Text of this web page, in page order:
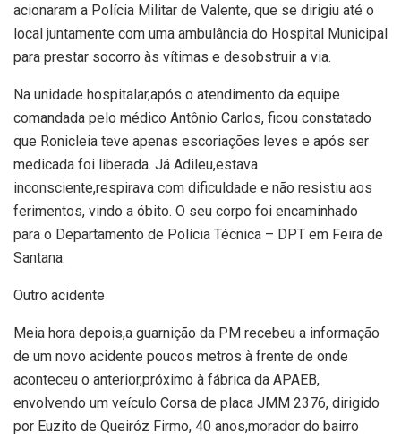
acionaram a Polícia Militar de Valente, que se dirigiu até o
local juntamente com uma ambulância do Hospital Municipal
para prestar socorro às vítimas e desobstruir a via.
Na unidade hospitalar,após o atendimento da equipe
comandada pelo médico Antônio Carlos, ficou constatado
que Ronicleia teve apenas escoriações leves e após ser
medicada foi liberada. Já Adileu,estava
inconsciente,respirava com dificuldade e não resistiu aos
ferimentos, vindo a óbito. O seu corpo foi encaminhado
para o Departamento de Polícia Técnica – DPT em Feira de
Santana.
Outro acidente
Meia hora depois,a guarnição da PM recebeu a informação
de um novo acidente poucos metros à frente de onde
aconteceu o anterior,próximo à fábrica da APAEB,
envolvendo um veículo Corsa de placa JMM 2376, dirigido
por Euzito de Queiróz Firmo, 40 anos,morador do bairro